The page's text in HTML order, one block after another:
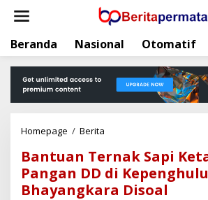
Beranda Nasional Otomatif
Homepage / Berita
n
t
u
Bantuan Ternak Sapi
Pangan DD di
Bhayangkara Disoal